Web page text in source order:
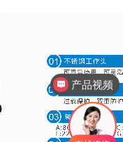
产品参数
产品视频